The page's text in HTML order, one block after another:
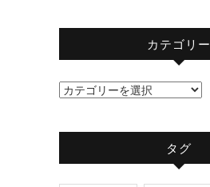
カテゴリー
カ
ゴ
タグ